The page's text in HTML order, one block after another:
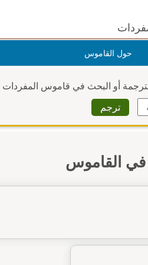
حول القاموس
أو البحث في قاموس المفردات
في القاموس